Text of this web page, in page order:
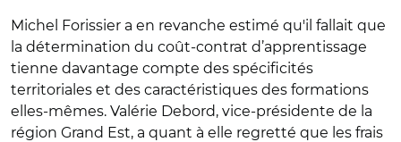
Michel Forissier a en revanche estimé qu'il fallait que
la détermination du coût-contrat d’apprentissage
tienne davantage compte des spécificités
territoriales et des caractéristiques des formations
elles-mêmes. Valérie Debord, vice-présidente de la
région Grand Est, a quant à elle regretté que les frais